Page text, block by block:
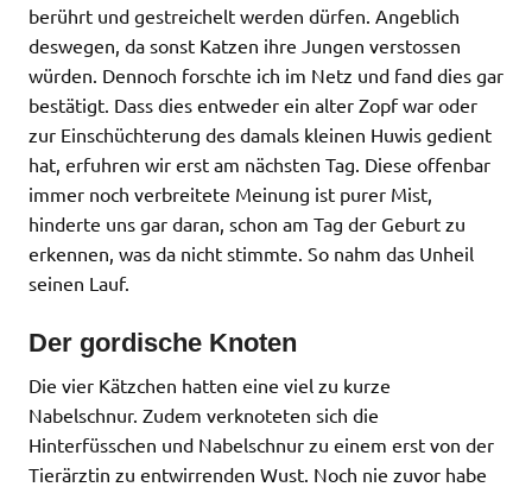
berührt und gestreichelt werden dürfen. Angeblich
deswegen, da sonst Katzen ihre Jungen verstossen
würden. Dennoch forschte ich im Netz und fand dies gar
bestätigt. Dass dies entweder ein alter Zopf war oder
zur Einschüchterung des damals kleinen Huwis gedient
hat, erfuhren wir erst am nächsten Tag. Diese offenbar
immer noch verbreitete Meinung ist purer Mist,
hinderte uns gar daran, schon am Tag der Geburt zu
erkennen, was da nicht stimmte. So nahm das Unheil
seinen Lauf.
Der gordische Knoten
Die vier Kätzchen hatten eine viel zu kurze
Nabelschnur. Zudem verknoteten sich die
Hinterfüsschen und Nabelschnur zu einem erst von der
Tierärztin zu entwirrenden Wust. Noch nie zuvor habe